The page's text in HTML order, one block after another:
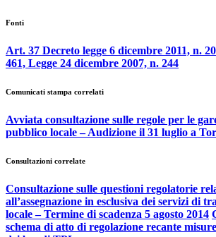
Fonti
Art. 37 Decreto legge 6 dicembre 2011, n.
461, Legge 24 dicembre 2007, n. 244
Comunicati stampa correlati
Avviata consultazione sulle regole per le
pubblico locale ‒ Audizione il 31 luglio a
Consultazioni correlate
Consultazione sulle questioni regolatorie
all’assegnazione in esclusiva dei servizi di
locale – Termine di scadenza 5 agosto 2014
schema di atto di regolazione recante